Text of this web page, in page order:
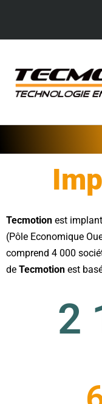
Tecmotion est
(Pôle Economique
comprend 4 000
de Tecmotion est
2